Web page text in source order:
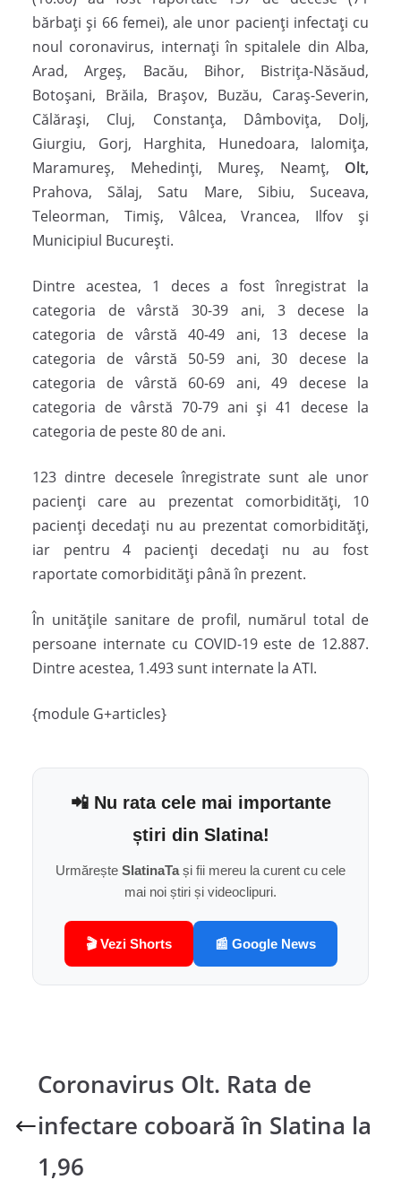
bărbați și 66 femei), ale unor pacienți infectați cu
noul coronavirus, internați în spitalele din Alba,
Arad, Argeș, Bacău, Bihor, Bistrița-Năsăud,
Botoșani, Brăila, Brașov, Buzău, Caraș-Severin,
Călărași, Cluj, Constanța, Dâmbovița, Dolj,
Giurgiu, Gorj, Harghita, Hunedoara, Ialomița,
Maramureș, Mehedinți, Mureș, Neamț, Olt,
Prahova, Sălaj, Satu Mare, Sibiu, Suceava,
Teleorman, Timiș, Vâlcea, Vrancea, Ilfov și
Municipiul București.
Dintre acestea, 1 deces a fost înregistrat la
categoria de vârstă 30-39 ani, 3 decese la
categoria de vârstă 40-49 ani, 13 decese la
categoria de vârstă 50-59 ani, 30 decese la
categoria de vârstă 60-69 ani, 49 decese la
categoria de vârstă 70-79 ani și 41 decese la
categoria de peste 80 de ani.
123 dintre decesele înregistrate sunt ale unor
pacienți care au prezentat comorbidități, 10
pacienți decedați nu au prezentat comorbidități,
iar pentru 4 pacienți decedați nu au fost
raportate comorbidități până în prezent.
În unitățile sanitare de profil, numărul total de
persoane internate cu COVID-19 este de 12.887.
Dintre acestea, 1.493 sunt internate la ATI.
{module G+articles}
📲 Nu rata cele mai importante
știri din Slatina!
Urmărește SlatinaTași fii mereu la curent cu cele
mai noi știri și videoclipuri.
🎬 Vezi Shorts 📰 Google News
Coronavirus Olt. Rata de
infectare coboară în Slatina la
1,96